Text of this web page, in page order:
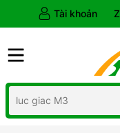
Tài khoản